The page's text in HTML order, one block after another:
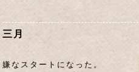
三月
嫌なスタートになった。